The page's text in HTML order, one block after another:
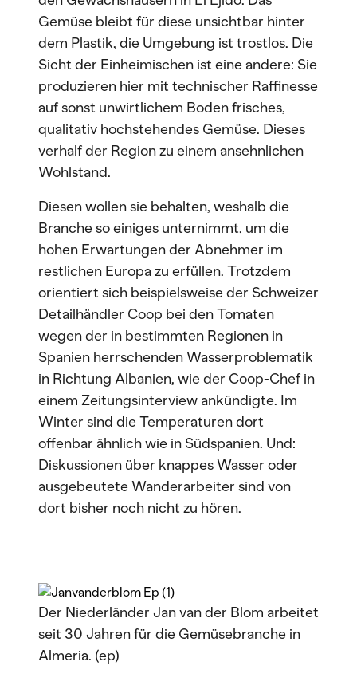
Gemüse bleibt für diese unsichtbar hinter
dem Plastik, die Umgebung ist trostlos. Die
Sicht der Einheimischen ist eine andere: Sie
produzieren hier mit technischer Raffinesse
auf sonst unwirtlichem Boden frisches,
qualitativ hochstehendes Gemüse. Dieses
verhalf der Region zu einem ansehnlichen
Wohlstand.
Diesen wollen sie behalten, weshalb die
Branche so einiges unternimmt, um die
hohen Erwartungen der Abnehmer im
restlichen Europa zu erfüllen. Trotzdem
orientiert sich beispielsweise der Schweizer
Detailhändler Coop bei den Tomaten
wegen der in bestimmten Regionen in
Spanien herrschenden Wasserproblematik
in Richtung Albanien, wie der Coop-Chef in
einem Zeitungsinterview ankündigte. Im
Winter sind die Temperaturen dort
offenbar ähnlich wie in Südspanien. Und:
Diskussionen über knappes Wasser oder
ausgebeutete Wanderarbeiter sind von
dort bisher noch nicht zu hören.
Der Niederländer Jan van der Blom arbeitet
seit 30 Jahren für die Gemüsebranche in
Almeria. (ep)